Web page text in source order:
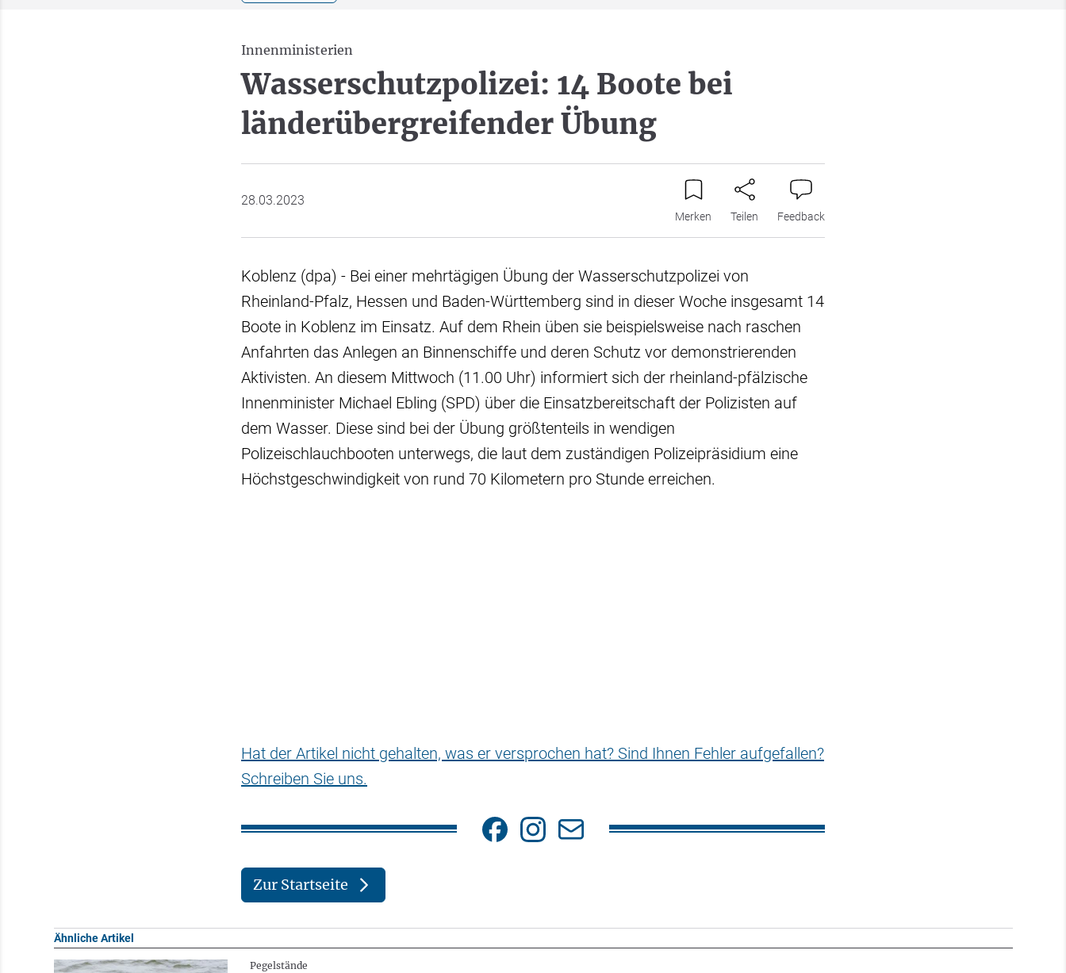
Innenministerien
Wasserschutzpolizei: 14 Boote bei
länderübergreifender Übung
28.03.2023
Merken Teilen Feedback
Koblenz (dpa) - Bei einer mehrtägigen Übung der Wasserschutzpolizei von
Rheinland-Pfalz, Hessen und Baden-Württemberg sind in dieser Woche insgesamt 14
Boote in Koblenz im Einsatz. Auf dem Rhein üben sie beispielsweise nach raschen
Anfahrten das Anlegen an Binnenschiffe und deren Schutz vor demonstrierenden
Aktivisten. An diesem Mittwoch (11.00 Uhr) informiert sich der rheinland-pfälzische
Innenminister Michael Ebling (SPD) über die Einsatzbereitschaft der Polizisten auf
dem Wasser. Diese sind bei der Übung größtenteils in wendigen
Polizeischlauchbooten unterwegs, die laut dem zuständigen Polizeipräsidium eine
Höchstgeschwindigkeit von rund 70 Kilometern pro Stunde erreichen.
Hat der Artikel nicht gehalten, was er versprochen hat? Sind Ihnen Fehler aufgefallen?
Schreiben Sie uns.
Zur Startseite
Ähnliche Artikel
Pegelstände